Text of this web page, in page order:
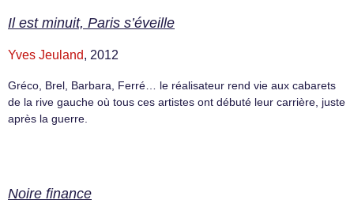
Il est minuit, Paris s’éveille
Yves Jeuland, 2012
Gréco, Brel, Barbara, Ferré… le réalisateur rend vie aux cabarets
de la rive gauche où tous ces artistes ont débuté leur carrière, juste
après la guerre.
Noire finance